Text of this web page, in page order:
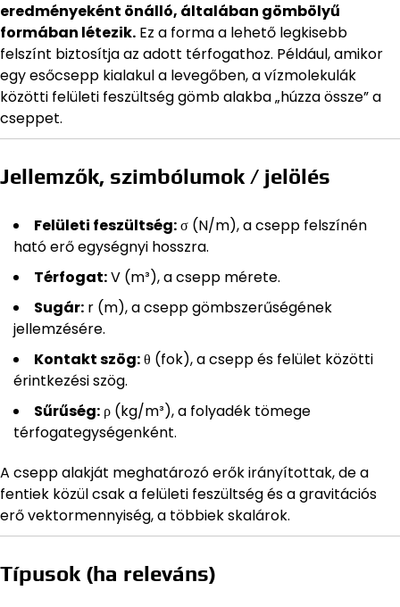
eredményeként önálló, általában gömbölyű
formában létezik. Ez a forma a lehető legkisebb
felszínt biztosítja az adott térfogathoz. Például, amikor
egy esőcsepp kialakul a levegőben, a vízmolekulák
közötti felületi feszültség gömb alakba „húzza össze” a
cseppet.
Jellemzők, szimbólumok / jelölés
Felületi feszültség:σ (N/m), a csepp felszínén
ható erő egységnyi hosszra.
Térfogat:V (m³), a csepp mérete.
Sugár: r (m), a csepp gömbszerűségének
jellemzésére.
Kontakt szög:θ (fok), a csepp és felület közötti
érintkezési szög.
Sűrűség: ρ (kg/m³), a folyadék tömege
térfogategységenként.
A csepp alakját meghatározó erők irányítottak, de a
fentiek közül csak a felületi feszültség és a gravitációs
erő vektormennyiség, a többiek skalárok.
Típusok (ha releváns)